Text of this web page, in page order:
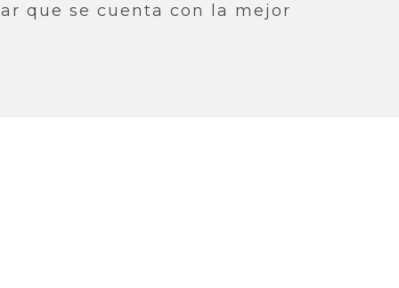
que se cuenta con la mejor